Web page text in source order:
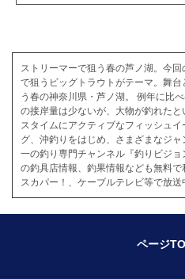
ストリーマーで狙う春の芦ノ湖。今
で狙うビッグトラウトがテーマ。舞
う春の神奈川県・芦ノ湖。 例年に比
の接岸量は少ないが、大物が釣れた
スタイムにアクティブなフィッシュ
グ、沖釣りをはじめ、さまざまなジ
一の釣り専門チャンネル『釣りビジ
の釣具店情報、釣果情報なども無料で
スカパー！、ケーブルテレビ等で放送
ページ